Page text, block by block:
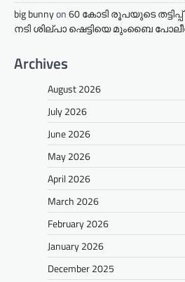
big bunnyon60 കോടി രൂപയുടെ
നടി ശില്പാ ഷെട്ടിയെ മുംബൈ
Archives
August 2026
July 2026
June 2026
May 2026
April 2026
March 2026
February 2026
January 2026
December 2025